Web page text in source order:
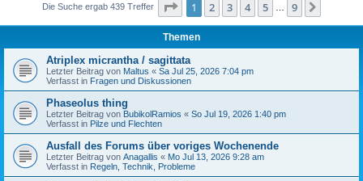
Die Suche ergab 439 Treffer Seite 1von
1 2 3 4 5 9
Themen
Atriplex micrantha / sagittata
Letzter Beitrag von Maltus « Sa Jul 25, 2026 7:04 pm
Verfasst in Fragen und Diskussionen
Phaseolus thing
Letzter Beitrag von BubikolRamios « So Jul 19, 2026 1:40 pm
Verfasst in Pilze und Flechten
Ausfall des Forums über voriges Wochenende
Letzter Beitrag von Anagallis « Mo Jul 13, 2026 9:28 am
Verfasst in Regeln, Technik, Probleme